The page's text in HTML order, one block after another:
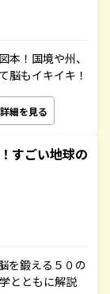
本！国境や州、
脳もイキイキ！
詳細を見る
すごい地球の
を鍛える５０の
とともに解説